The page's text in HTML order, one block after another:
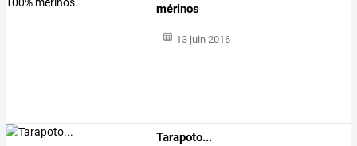
mérinos
13 juin 2016
Tarapoto...